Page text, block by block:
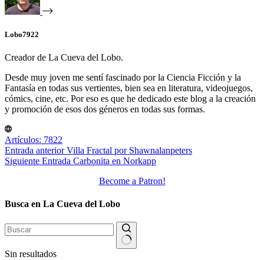
Lobo7922
Creador de La Cueva del Lobo.
Desde muy joven me sentí fascinado por la Ciencia Ficción y la
Fantasía en todas sus vertientes, bien sea en literatura, videojuegos,
cómics, cine, etc. Por eso es que he dedicado este blog a la creación
y promoción de esos dos géneros en todas sus formas.
Artículos: 7822
Entrada anteriorVilla Fractal por Shawnalanpeters
Siguiente Entrada Carbonita en Norkapp
Become a Patron!
Busca en La Cueva del Lobo
Sin resultados